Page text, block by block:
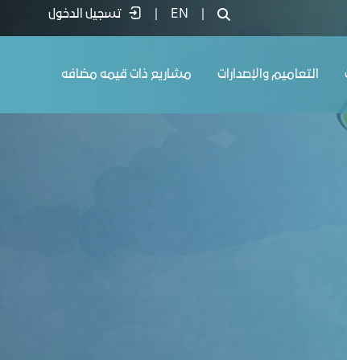
EN تسجيل الدخول
التعاميم والإصدارات مشاريع ذات قيمه مضافه